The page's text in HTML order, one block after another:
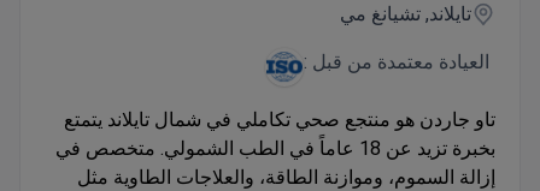
تايلاند, تشيانغ مي
العيادة معتمدة من قبل :
تاو جاردن هو منتجع صحي تكاملي في شمال تايلاند يتمتع
بخبرة تزيد عن 18 عاماً في الطب الشمولي. متخصص في
إزالة السموم، وموازنة الطاقة، والعلاجات الطاوية مثل